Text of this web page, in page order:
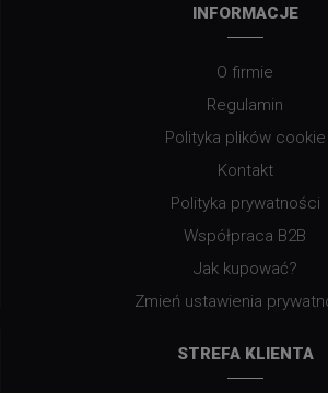
INFORMACJE
O firmie
Regulamin
Polityka plików cookie
Kontakt
Polityka prywatności
Współpraca B2B
Jak kupować?
Zmień ustawienia
STREFA KLIENTA